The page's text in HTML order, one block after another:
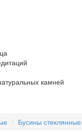
камней
Бусины